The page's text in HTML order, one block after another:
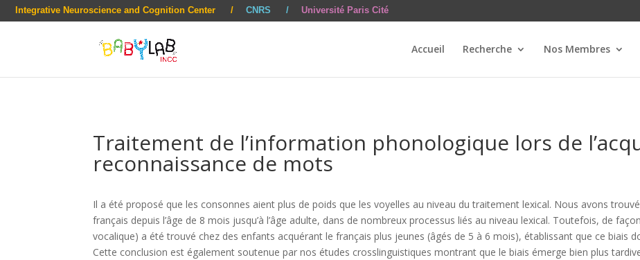
Integrative Neuroscience and Cognition Center CNRS Université Paris Cité
Accueil Recherche Nos Membres
Traitement de l’information phonologique lors de
reconnaissance de mots
Il a été proposé que les consonnes aient plus de poids que les voyelles au niveau du traitement lexical. Nous avons
français depuis l’âge de 8 mois jusqu’à l’âge adulte, dans de nombreux processus liés au niveau lexical. Toutefois, de
vocalique) a été trouvé chez des enfants acquérant le français plus jeunes (âgés de 5 à 6 mois), établissant que ce biais
Cette conclusion est également soutenue par nos études crosslinguistiques montrant que le biais émerge bien plus